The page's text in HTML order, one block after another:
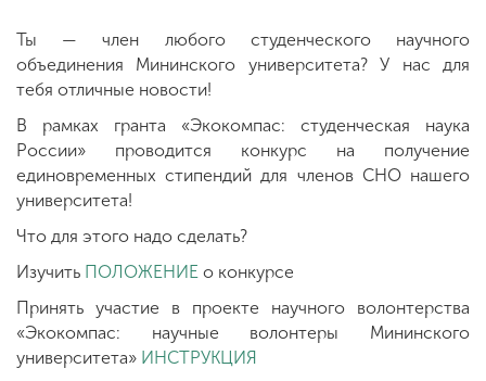
Приемная
+7 (831) 262-26-20
Ты — член любого студенческого научного
объединения Мининского университета? У нас для
тебя отличные новости!
В рамках гранта «Экокомпас: студенческая наука
России» проводится конкурс на получение
единовременных стипендий для членов СНО нашего
университета!
Что для этого надо сделать?
Изучить ПОЛОЖЕНИЕ о конкурсе
Принять участие в проекте научного волонтерства
«Экокомпас: научные волонтеры Мининского
университета» ИНСТРУКЦИЯ